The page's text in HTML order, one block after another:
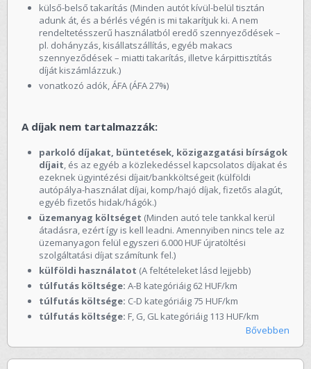
külső-belső takarítás (Minden autót kívül-belül tisztán
adunk át, és a bérlés végén is mi takarítjuk ki. A nem
rendeltetésszerű használatból eredő szennyeződések –
pl. dohányzás, kisállatszállítás, egyéb makacs
szennyeződések – miatti takarítás, illetve kárpittisztítás
díját kiszámlázzuk.)
vonatkozó adók, ÁFA (ÁFA 27%)
A díjak nem tartalmazzák:
parkoló díjakat, büntetések, közigazgatási bírságok
díjait , és az egyéb a közlekedéssel kapcsolatos díjakat és
ezeknek ügyintézési díjait/bankköltségeit (külföldi
autópálya-használat díjai, komp/hajó díjak, fizetős alagút,
egyéb fizetős hidak/hágók.)
üzemanyag költséget (Minden autó tele tankkal kerül
átadásra, ezért így is kell leadni. Amennyiben nincs tele az
üzemanyagon felül egyszeri 6.000 HUF újratöltési
szolgáltatási díjat számítunk fel.)
külföldi használatot (A feltételeket lásd lejjebb)
túlfutás költsége: A-B kategóriáig 62 HUF/km
túlfutás költsége: C-D kategóriáig 75 HUF/km
túlfutás költsége: F, G, GL kategóriáig 113 HUF/km
Bővebben